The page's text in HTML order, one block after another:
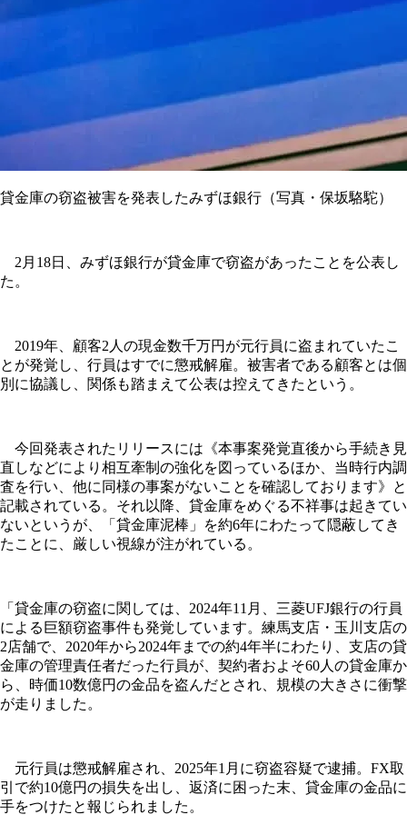
貸金庫の窃盗被害を発表したみずほ銀行（写真・保坂駱駝）
2月18日、みずほ銀行が貸金庫で窃盗があったことを公表し
た。
2019年、顧客2人の現金数千万円が元行員に盗まれていたこ
とが発覚し、行員はすでに懲戒解雇。被害者である顧客とは個
別に協議し、関係も踏まえて公表は控えてきたという。
今回発表されたリリースには《本事案発覚直後から手続き見
直しなどにより相互牽制の強化を図っているほか、当時行内調
査を行い、他に同様の事案がないことを確認しております》と
記載されている。それ以降、貸金庫をめぐる不祥事は起きてい
ないというが、「貸金庫泥棒」を約6年にわたって隠蔽してき
たことに、厳しい視線が注がれている。
「貸金庫の窃盗に関しては、2024年11月、三菱UFJ銀行の行員
による巨額窃盗事件も発覚しています。練馬支店・玉川支店の
2店舗で、2020年から2024年までの約4年半にわたり、支店の貸
金庫の管理責任者だった行員が、契約者およそ60人の貸金庫か
ら、時価10数億円の金品を盗んだとされ、規模の大きさに衝撃
が走りました。
元行員は懲戒解雇され、2025年1月に窃盗容疑で逮捕。FX取
引で約10億円の損失を出し、返済に困った末、貸金庫の金品に
手をつけたと報じられました。